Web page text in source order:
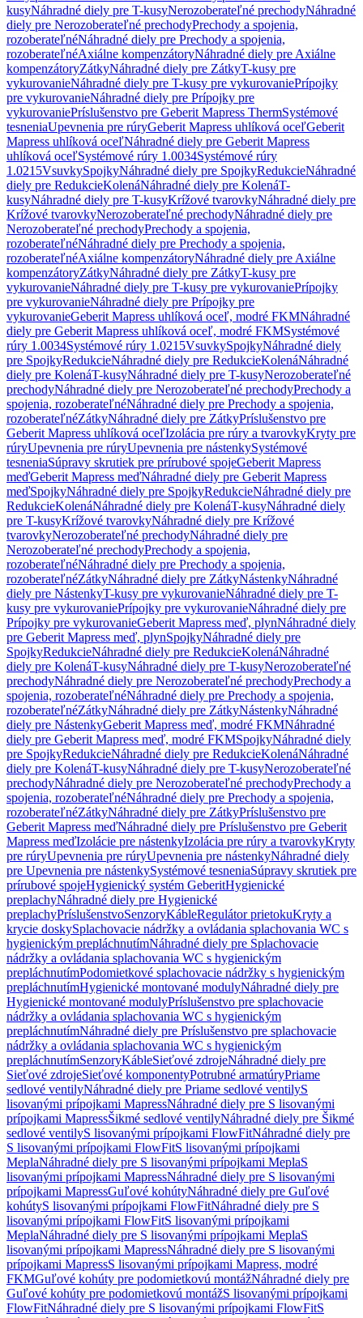
kusyNáhradné diely pre T-kusyNerozoberateľné prechodyNáhradné
diely pre Nerozoberateľné prechodyPrechody a spojenia,
rozoberateľnéNáhradné diely pre Prechody a spojenia,
rozoberateľnéAxiálne kompenzátoryNáhradné diely pre Axiálne
kompenzátoryZátkyNáhradné diely pre ZátkyT-kusy pre
vykurovanieNáhradné diely pre T-kusy pre vykurovaniePrípojky
pre vykurovanieNáhradné diely pre Prípojky pre
vykurovaniePríslušenstvo pre Geberit Mapress ThermSystémové
tesneniaUpevnenia pre rúryGeberit Mapress uhlíková oceľGeberit
Mapress uhlíková oceľNáhradné diely pre Geberit Mapress
uhlíková oceľSystémové rúry 1.0034Systémové rúry
1.0215VsuvkySpojkyNáhradné diely pre SpojkyRedukcieNáhradné
diely pre RedukcieKolenáNáhradné diely pre KolenáT-
kusyNáhradné diely pre T-kusyKrížové tvarovkyNáhradné diely pre
Krížové tvarovkyNerozoberateľné prechodyNáhradné diely pre
Nerozoberateľné prechodyPrechody a spojenia,
rozoberateľnéNáhradné diely pre Prechody a spojenia,
rozoberateľnéAxiálne kompenzátoryNáhradné diely pre Axiálne
kompenzátoryZátkyNáhradné diely pre ZátkyT-kusy pre
vykurovanieNáhradné diely pre T-kusy pre vykurovaniePrípojky
pre vykurovanieNáhradné diely pre Prípojky pre
vykurovanieGeberit Mapress uhlíková oceľ, modré FKMNáhradné
diely pre Geberit Mapress uhlíková oceľ, modré FKMSystémové
rúry 1.0034Systémové rúry 1.0215VsuvkySpojkyNáhradné diely
pre SpojkyRedukcieNáhradné diely pre RedukcieKolenáNáhradné
diely pre KolenáT-kusyNáhradné diely pre T-kusyNerozoberateľné
prechodyNáhradné diely pre Nerozoberateľné prechodyPrechody a
spojenia, rozoberateľnéNáhradné diely pre Prechody a spojenia,
rozoberateľnéZátkyNáhradné diely pre ZátkyPríslušenstvo pre
Geberit Mapress uhlíková oceľIzolácia pre rúry a tvarovkyKryty pre
rúryUpevnenia pre rúryUpevnenia pre nástenkySystémové
tesneniaSúpravy skrutiek pre prírubové spojeGeberit Mapress
meďGeberit Mapress meďNáhradné diely pre Geberit Mapress
meďSpojkyNáhradné diely pre SpojkyRedukcieNáhradné diely pre
RedukcieKolenáNáhradné diely pre KolenáT-kusyNáhradné diely
pre T-kusyKrížové tvarovkyNáhradné diely pre Krížové
tvarovkyNerozoberateľné prechodyNáhradné diely pre
Nerozoberateľné prechodyPrechody a spojenia,
rozoberateľnéNáhradné diely pre Prechody a spojenia,
rozoberateľnéZátkyNáhradné diely pre ZátkyNástenkyNáhradné
diely pre NástenkyT-kusy pre vykurovanieNáhradné diely pre T-
kusy pre vykurovaniePrípojky pre vykurovanieNáhradné diely pre
Prípojky pre vykurovanieGeberit Mapress meď, plynNáhradné diely
pre Geberit Mapress meď, plynSpojkyNáhradné diely pre
SpojkyRedukcieNáhradné diely pre RedukcieKolenáNáhradné
diely pre KolenáT-kusyNáhradné diely pre T-kusyNerozoberateľné
prechodyNáhradné diely pre Nerozoberateľné prechodyPrechody a
spojenia, rozoberateľnéNáhradné diely pre Prechody a spojenia,
rozoberateľnéZátkyNáhradné diely pre ZátkyNástenkyNáhradné
diely pre NástenkyGeberit Mapress meď, modré FKMNáhradné
diely pre Geberit Mapress meď, modré FKMSpojkyNáhradné diely
pre SpojkyRedukcieNáhradné diely pre RedukcieKolenáNáhradné
diely pre KolenáT-kusyNáhradné diely pre T-kusyNerozoberateľné
prechodyNáhradné diely pre Nerozoberateľné prechodyPrechody a
spojenia, rozoberateľnéNáhradné diely pre Prechody a spojenia,
rozoberateľnéZátkyNáhradné diely pre ZátkyPríslušenstvo pre
Geberit Mapress meďNáhradné diely pre Príslušenstvo pre Geberit
Mapress meďIzolácie pre nástenkyIzolácia pre rúry a tvarovkyKryty
pre rúryUpevnenia pre rúryUpevnenia pre nástenkyNáhradné diely
pre Upevnenia pre nástenkySystémové tesneniaSúpravy skrutiek pre
prírubové spojeHygienický systém GeberitHygienické
preplachyNáhradné diely pre Hygienické
preplachyPríslušenstvoSenzoryKábleRegulátor prietokuKryty a
krycie doskySplachovacie nádržky a ovládania splachovania WC s
hygienickým prepláchnutímNáhradné diely pre Splachovacie
nádržky a ovládania splachovania WC s hygienickým
prepláchnutímPodomietkové splachovacie nádržky s hygienickým
prepláchnutímHygienické montované modulyNáhradné diely pre
Hygienické montované modulyPríslušenstvo pre splachovacie
nádržky a ovládania splachovania WC s hygienickým
prepláchnutímNáhradné diely pre Príslušenstvo pre splachovacie
nádržky a ovládania splachovania WC s hygienickým
prepláchnutímSenzoryKábleSieťové zdrojeNáhradné diely pre
Sieťové zdrojeSieťové komponentyPotrubné armatúryPriame
sedlové ventilyNáhradné diely pre Priame sedlové ventilyS
lisovanými prípojkami MapressNáhradné diely pre S lisovanými
prípojkami MapressŠikmé sedlové ventilyNáhradné diely pre Šikmé
sedlové ventilyS lisovanými prípojkami FlowFitNáhradné diely pre
S lisovanými prípojkami FlowFitS lisovanými prípojkami
MeplaNáhradné diely pre S lisovanými prípojkami MeplaS
lisovanými prípojkami MapressNáhradné diely pre S lisovanými
prípojkami MapressGuľové kohútyNáhradné diely pre Guľové
kohútyS lisovanými prípojkami FlowFitNáhradné diely pre S
lisovanými prípojkami FlowFitS lisovanými prípojkami
MeplaNáhradné diely pre S lisovanými prípojkami MeplaS
lisovanými prípojkami MapressNáhradné diely pre S lisovanými
prípojkami MapressS lisovanými prípojkami Mapress, modré
FKMGuľové kohúty pre podomietkovú montážNáhradné diely pre
Guľové kohúty pre podomietkovú montážS lisovanými prípojkami
FlowFitNáhradné diely pre S lisovanými prípojkami FlowFitS